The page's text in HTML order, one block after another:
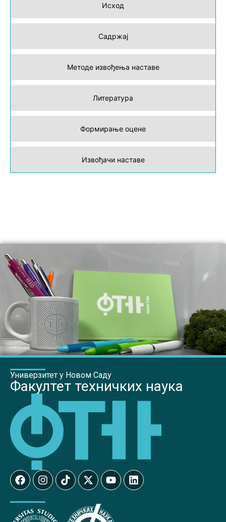
Исход
Садржај
Методе извођења наставе
Литература
Формирање оцене
Извођачи наставе
Универзитет у Новом Саду
Факултет техничких наука